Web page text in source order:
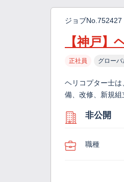
ジョブNo.752427
【神戸】
正社員 グロー
ヘリコプター士
備、改修、新規
非公開
職種